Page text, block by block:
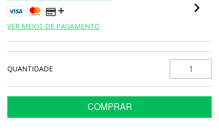
VER MEIOS DE PAGAMENTO
QUANTIDADE